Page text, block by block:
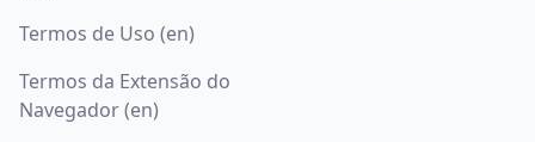
Termos de Uso (en)
Termos da Extensão do
Navegador (en)